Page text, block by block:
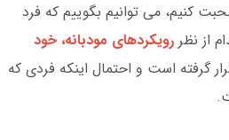
کنیم، می توانیم بگوییم که فرد
از نظر رویکردهای مودبانه، خود
گرفته است و احتمال اینکه فردی که